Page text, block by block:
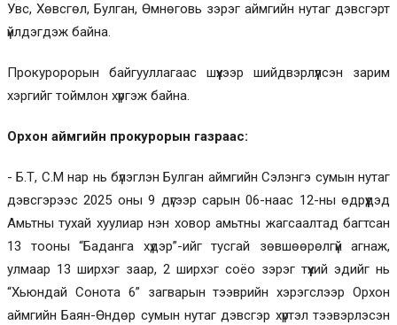
Увс, Хөвсгөл, Булган, Өмнөговь зэрэг аймгийн нутаг дэвсгэрт
үйлдэгдэж байна.
Прокуророрын байгууллагаас шүүхээр шийдвэрлүүлсэн зарим
хэргийг тоймлон хүргэж байна.
Орхон аймгийн прокурорын газраас:
- Б.Т, С.М нар нь бүлэглэн Булган аймгийн Сэлэнгэ сумын нутаг
дэвсгэрээс 2025 оны 9 дүгээр сарын 06-наас 12-ны өдрүүдэд
Амьтны тухай хуулиар нэн ховор амьтны жагсаалтад багтсан
13 тооны “Баданга хүдэр”-ийг тусгай зөвшөөрөлгүй агнаж,
улмаар 13 ширхэг заар, 2 ширхэг соёо зэрэг түүхий эдийг нь
“Хьюндай Сонота 6” загварын тээврийн хэрэгслээр Орхон
аймгийн Баян-Өндөр сумын нутаг дэвсгэр хүртэл тээвэрлэсэн